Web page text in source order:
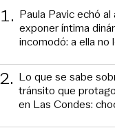
1. Paula Pavic echó
exponer íntima
incomodó: a ella no
2. Lo que se sabe
tránsito que
en Las Condes: